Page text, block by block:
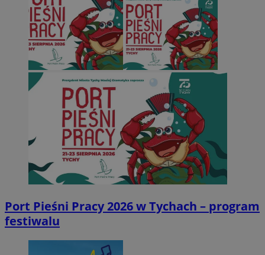
Port Pieśni Pracy 2026 w Tychach – program
festiwalu